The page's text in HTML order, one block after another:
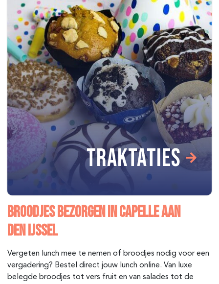
TRAKTATIES
BROODJES BEZORGEN INCAPELLE AAN
DENIJSSEL
Vergeten lunch mee te nemen of broodjes nodig voor een
vergadering? Bestel direct jouw lunch online. Van luxe
belegde broodjes tot vers fruit en van salades tot de